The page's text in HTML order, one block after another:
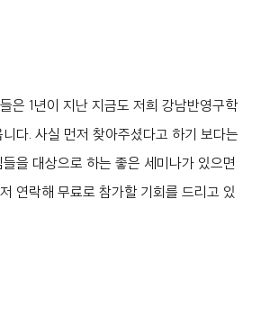
은 1년이 지난 지금도 저희 강남반영구학
다. 사실 먼저 찾아주셨다고 하기 보다는
을 대상으로 하는 좋은 세미나가 있으면
연락해 무료로 참가할 기회를 드리고 있